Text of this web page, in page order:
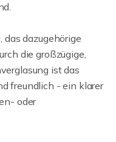
das dazugehörige
die großzügige,
ist das
freundlich - ein klarer
oder